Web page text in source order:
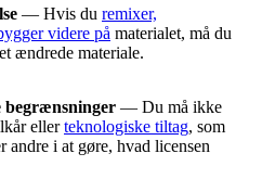
— Hvis du remixer,
videre på materialet, må du
ændrede materiale.
begrænsninger — Du må ikke
ellerteknologiske tiltag, som
andre i at gøre, hvad licensen